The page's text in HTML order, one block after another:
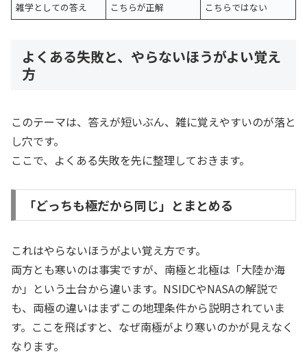
雑学としての答え
こちらが正解 こちらではない
よくある失敗と、やらないほうがよい覚え
方
このテーマは、答えが短いぶん、雑に覚えやすいのが落と
し穴です。
ここで、よくある失敗を先に整理しておきます。
「どっちも極だから同じ」とまとめる
これはやらないほうがよい覚え方です。
両方とも寒いのは事実ですが、南極と北極は「大陸か海
か」という土台から違います。NSIDCやNASAの解説で
も、両極の違いはまずこの地理条件から説明されていま
す。ここを飛ばすと、なぜ南極がより寒いのかが見えなく
なります。